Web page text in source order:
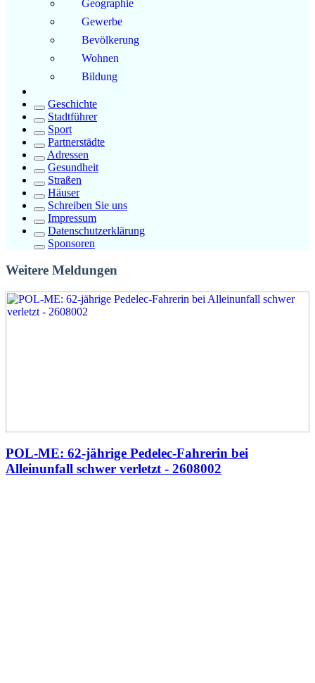
Geographie
Gewerbe
Bevölkerung
Wohnen
Bildung
Geschichte
Stadtführer
Sport
Partnerstädte
Adressen
Gesundheit
Straßen
Häuser
Schreiben Sie uns
Impressum
Datenschutzerklärung
Sponsoren
Weitere Meldungen
POL-ME: 62-jährige Pedelec-Fahrerin bei
Alleinunfall schwer verletzt - 2608002